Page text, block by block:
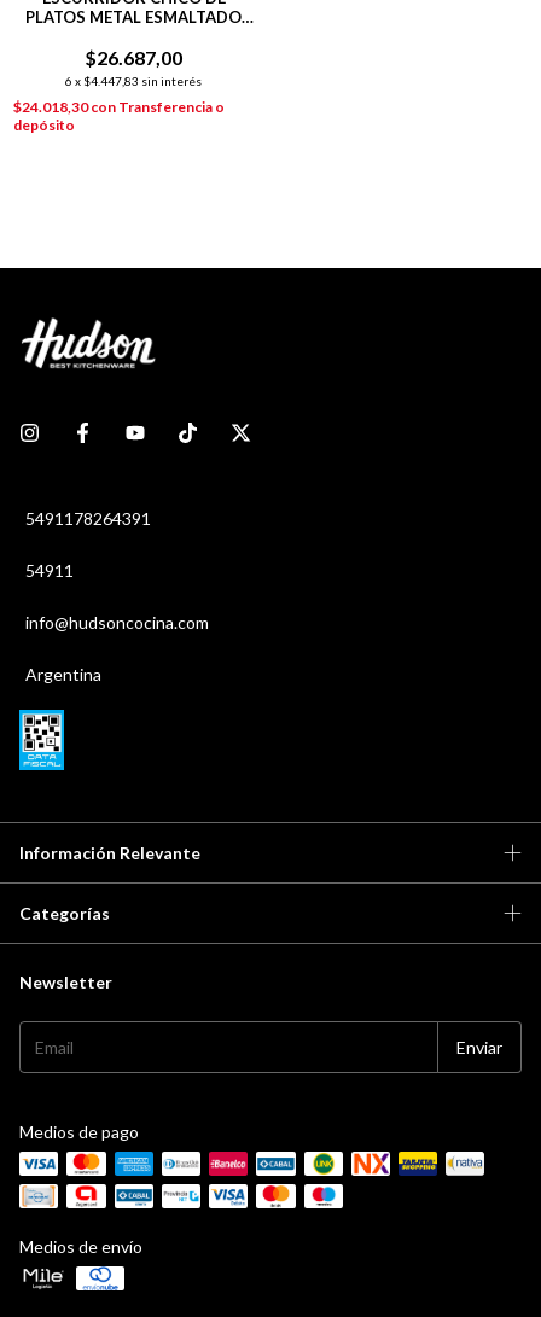
PLATOS METAL ESMALTADO
$26.687,00
6 x $4.447,83 sin interés
$24.018,30con Transferencia o
depósito
5491178264391
54911
info@hudsoncocina.com
Argentina
Información Relevante
Categorías
Newsletter
Medios de pago
Medios de envío